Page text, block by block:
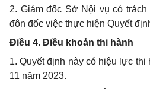
2. Giám đốc Sở Nội vụ có trách
đôn đốc việc thực hiện Quyết
Điều 4. Điều khoản thi hành
1. Quyết định này có hiệu lực thi
11 năm 2023.